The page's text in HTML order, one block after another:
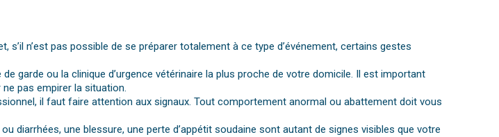
n’est pas possible de se préparer totalement à ce type d’événement, certains gestes
garde ou la clinique d’urgence vétérinaire la plus proche de votre domicile. Il est important
pas empirer la situation.
il faut faire attention aux signaux. Tout comportement anormal ou abattement doit vous
une blessure, une perte d’appétit soudaine sont autant de signes visibles que votre